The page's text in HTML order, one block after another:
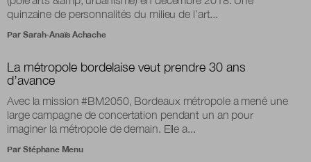
quinzaine de personnalités du milieu de l’art...
Par Sarah-Anaïs Achache
La métropole bordelaise veut prendre 30 ans
d’avance
Avec la mission #BM2050, Bordeaux métropole a mené une
large campagne de concertation pendant un an pour
imaginer la métropole de demain. Elle a...
Par Stéphane Menu